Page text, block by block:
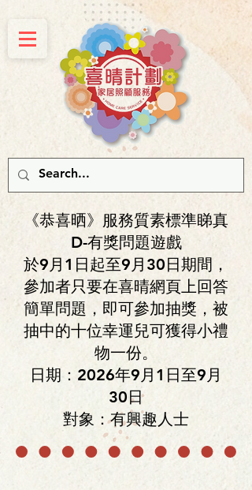
《恭喜晒》服務質素標準睇真
D-有獎問題遊戲
於9月1日起至9月30日期間，
參加者只要在喜晴網頁上回答
簡單問題，即可參加抽獎，被
抽中的十位幸運兒可獲得小禮
物一份。
日期：2026年9月1日至9月
30日
對象：有興趣人士